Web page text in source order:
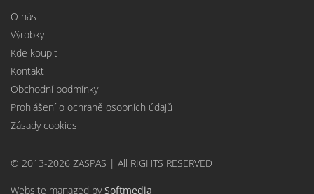
O nás
Výrobky
Kde koupit
Kontakt
Obchodní podmínky
Prohlášení o ochraně osobních údajů
Zásady cookies
© 2013-2026 ZASPAS | All RIGHTS RESERVED
Website managed bySoftmedia